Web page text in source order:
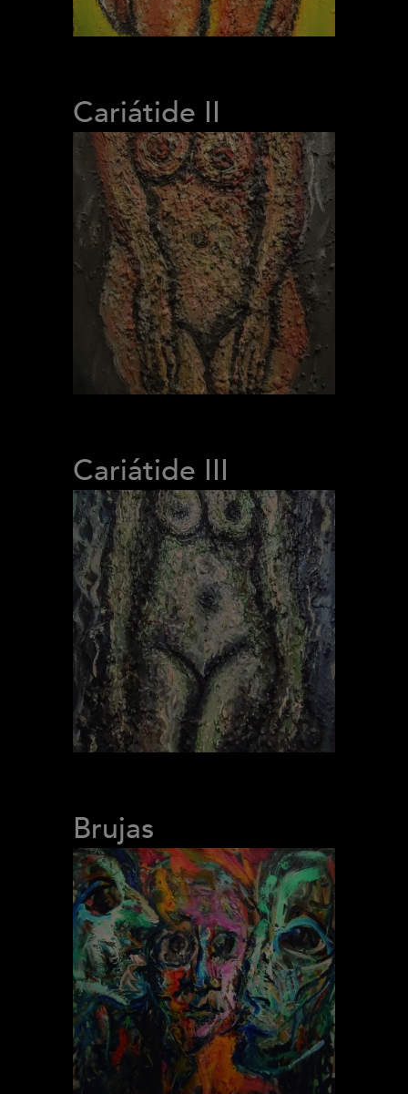
Cariátide II
Cariátide III
Brujas